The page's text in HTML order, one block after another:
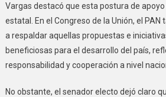
Vargas destacó que esta postura de
estatal. En el Congreso de la Unión, el
a respaldar aquellas propuestas e
beneficiosas para el desarrollo del país,
responsabilidad y cooperación a nivel
No obstante, el senador electo dejó claro